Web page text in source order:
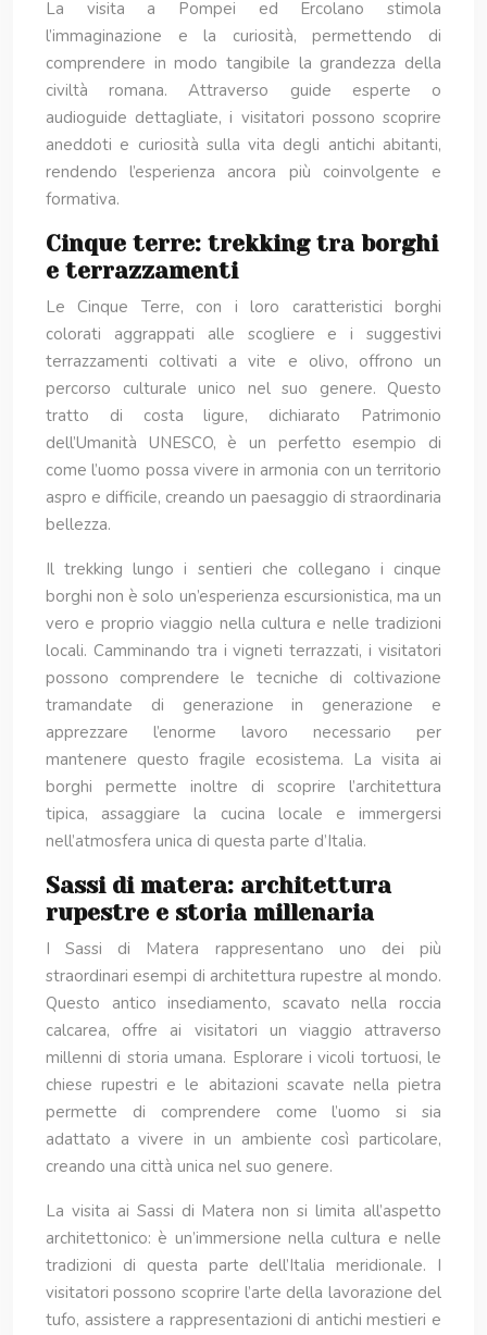
La visita a Pompei ed Ercolano stimola
l’immaginazione e la curiosità, permettendo di
comprendere in modo tangibile la grandezza della
civiltà romana. Attraverso guide esperte o
audioguide dettagliate, i visitatori possono scoprire
aneddoti e curiosità sulla vita degli antichi abitanti,
rendendo l’esperienza ancora più coinvolgente e
formativa.
Cinque terre: trekking tra borghi
e terrazzamenti
Le Cinque Terre, con i loro caratteristici borghi
colorati aggrappati alle scogliere e i suggestivi
terrazzamenti coltivati a vite e olivo, offrono un
percorso culturale unico nel suo genere. Questo
tratto di costa ligure, dichiarato Patrimonio
dell’Umanità UNESCO, è un perfetto esempio di
come l’uomo possa vivere in armonia con un territorio
aspro e difficile, creando un paesaggio di straordinaria
bellezza.
Il trekking lungo i sentieri che collegano i cinque
borghi non è solo un’esperienza escursionistica, ma un
vero e proprio viaggio nella cultura e nelle tradizioni
locali. Camminando tra i vigneti terrazzati, i visitatori
possono comprendere le tecniche di coltivazione
tramandate di generazione in generazione e
apprezzare l’enorme lavoro necessario per
mantenere questo fragile ecosistema. La visita ai
borghi permette inoltre di scoprire l’architettura
tipica, assaggiare la cucina locale e immergersi
nell’atmosfera unica di questa parte d’Italia.
Sassi di matera: architettura
rupestre e storia millenaria
I Sassi di Matera rappresentano uno dei più
straordinari esempi di architettura rupestre al mondo.
Questo antico insediamento, scavato nella roccia
calcarea, offre ai visitatori un viaggio attraverso
millenni di storia umana. Esplorare i vicoli tortuosi, le
chiese rupestri e le abitazioni scavate nella pietra
permette di comprendere come l’uomo si sia
adattato a vivere in un ambiente così particolare,
creando una città unica nel suo genere.
La visita ai Sassi di Matera non si limita all’aspetto
architettonico: è un’immersione nella cultura e nelle
tradizioni di questa parte dell’Italia meridionale. I
visitatori possono scoprire l’arte della lavorazione del
tufo, assistere a rappresentazioni di antichi mestieri e